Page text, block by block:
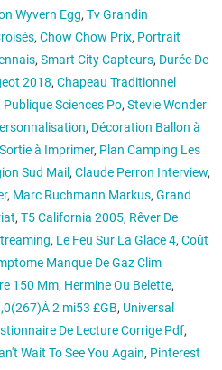
Wyvern Egg, Tv Grandin
, Chow Chow Prix, Portrait
, Smart City Capteurs, Durée De
2018, Chapeau Traditionnel
Sciences Po, Stevie Wonder
, Décoration Ballon à
à Imprimer, Plan Camping Les
Sud Mail , Claude Perron Interview,
, Marc Ruchmann Markus, Grand
, T5 California 2005, Rêver De
, Le Feu Sur La Glace 4, Coût
Manque De Gaz Clim
150 Mm, Hermine Ou Belette,
2 mi53 £GB, Universal
De Lecture Corrige Pdf,
Wait To See You Again, Pinterest